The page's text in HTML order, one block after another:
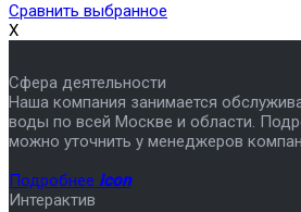
Сравнить выбранное
X
Сфера деятельности
Наша компания занимается
воды по всей Москве и области.
можно уточнить у менеджеров
Подробнее icon
Интерактив